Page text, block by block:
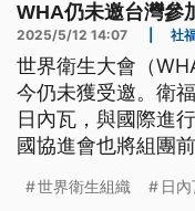
WHA仍未邀台灣參
2025/5/12 14:07 社
世界衛生大會（
今仍未獲受邀。衛
日內瓦，與國際進
國協進會也將組團
參與WHA。
世界衛生組織 日